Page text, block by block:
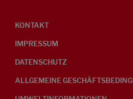
KONTAKT
IMPRESSUM
DATENSCHUTZ
ALLGEMEINE